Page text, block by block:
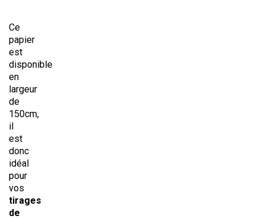
Ce
papier
est
disponible
en
largeur
de
150cm,
il
est
donc
idéal
pour
vos
tirages
de